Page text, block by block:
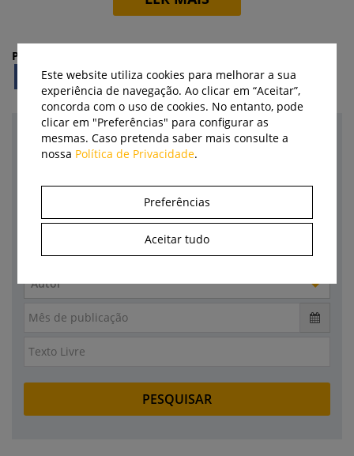
Partilhe:
Pesquisa
Empresa
Autor
Este website utiliza cookies para melhorar a sua
experiência de navegação. Ao clicar em “Aceitar”,
concorda com o uso de cookies. No entanto, pode
clicar em "Preferências" para configurar as
mesmas. Caso pretenda saber mais consulte a
nossa Política de Privacidade.
Preferências
Aceitar tudo